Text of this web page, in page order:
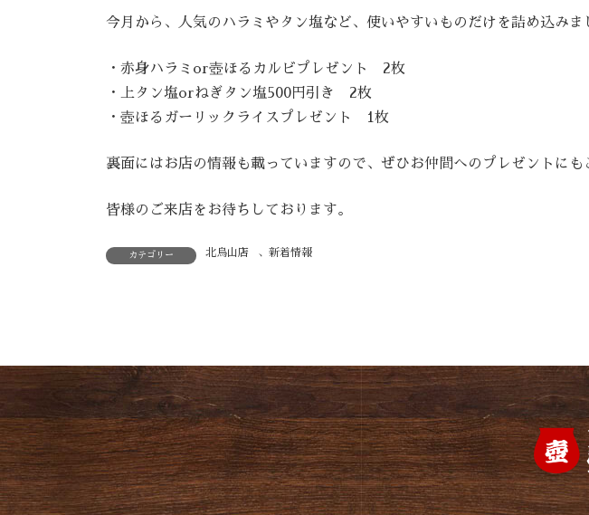
今月から、人気のハラミやタン塩など、使いやすいものだけを詰め込みま
・赤身ハラミor壺ほるカルビプレゼント 2枚
・上タン塩orねぎタン塩500円引き 2枚
・壺ほるガーリックライスプレゼント 1枚
裏面にはお店の情報も載っていますので、ぜひお仲間へのプレゼントにも
皆様のご来店をお待ちしております。
カテゴリー 北烏山店 、 新着情報